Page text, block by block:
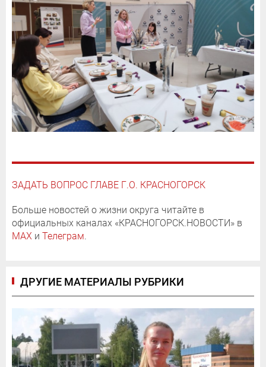
ЗАДАТЬ ВОПРОС ГЛАВЕ Г.О. КРАСНОГОРСК
Больше новостей о жизни округа читайте в
официальных каналах «КРАСНОГОРСК.НОВОСТИ» в
MAX и Телеграм.
ДРУГИЕ МАТЕРИАЛЫ РУБРИКИ